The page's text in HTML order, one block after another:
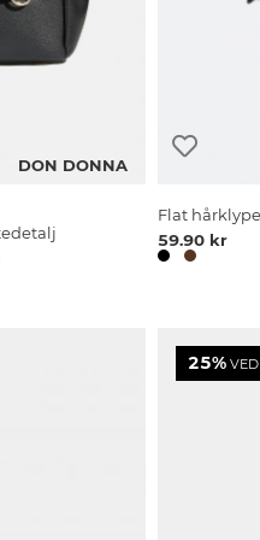
DON DONNA
Flat
59.90 kr
25%